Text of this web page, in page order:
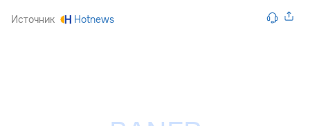
Источник Hotnews